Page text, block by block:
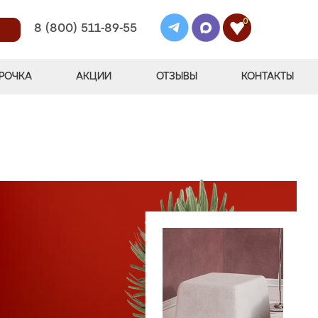
8 (800) 511-89-55
0
АКЦИИ ОТЗЫВЫ КОНТАКТЫ